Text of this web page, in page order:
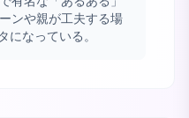
ンや親が工夫する場
になっている。